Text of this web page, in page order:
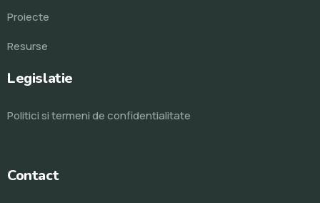
Proiecte
Resurse
Legislatie
Politici si termeni de confidentialitate
Contact